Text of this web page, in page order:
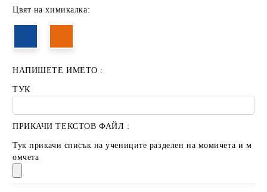
Цвят на химикалка:
НАПИШЕТЕ ИМЕТО :
ТУК
ПРИКАЧИ ТЕКСТОВ ФАЙЛ :
Тук прикачи списък на учениците разделен на момичета и м
омчета